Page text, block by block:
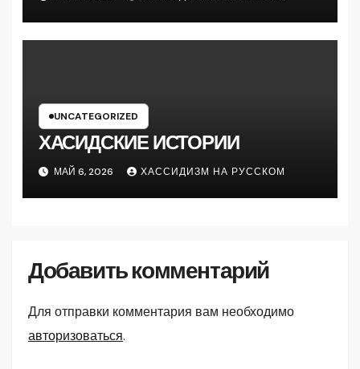
UNCATEGORIZED
ХАСИДСКИЕ ИСТОРИИ
МАЙ 6, 2026 ХАССИДИЗМ НА РУССКОМ
Добавить комментарий
Для отправки комментария вам необходимо
авторизоваться.